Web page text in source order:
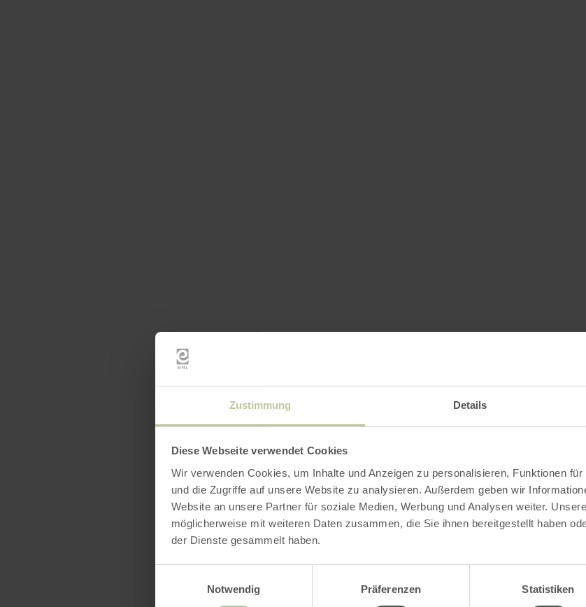
Zustimmung Details
Diese Webseite verwendet Cookies
Wir verwenden Cookies, um Inhalte und Anzeigen zu personalisieren, Funktionen
und die Zugriffe auf unsere Website zu analysieren. Außerdem geben wir
Website an unsere Partner für soziale Medien, Werbung und Analysen weiter.
möglicherweise mit weiteren Daten zusammen, die Sie ihnen bereitgestellt haben
der Dienste gesammelt haben.
Notwendig
Präferenzen Statistiken